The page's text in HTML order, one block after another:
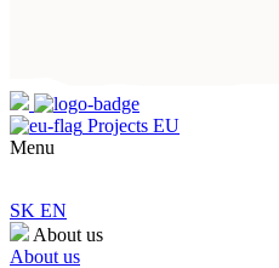
Projects EU
Menu
SK EN
About us
About us